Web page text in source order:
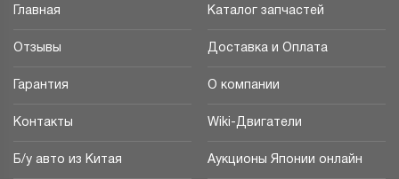
Главная Каталог запчастей
Отзывы Доставка и Оплата
Гарантия О компании
Контакты Wiki-Двигатели
Б/у авто из Китая Аукционы Японии онлайн